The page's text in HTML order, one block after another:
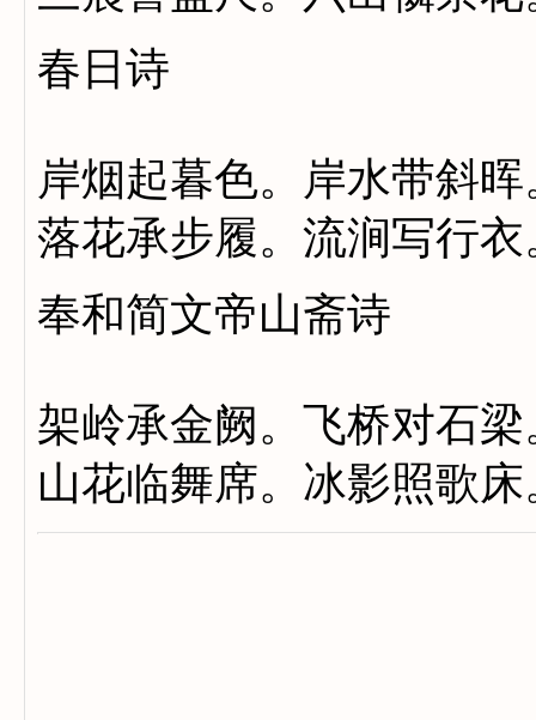
春日诗
岸烟起暮色。岸水带斜
落花承步履。流涧写行
奉和简文帝山斋诗
架岭承金阙。飞桥对石
山花临舞席。冰影照歌床